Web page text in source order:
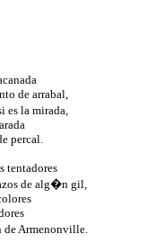
de arrabal,
es la mirada,
percal.
tentadores
de alg�n gil,
de Armenonville.